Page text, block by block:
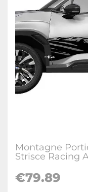
Montagne
Strisce Racing
€79.89